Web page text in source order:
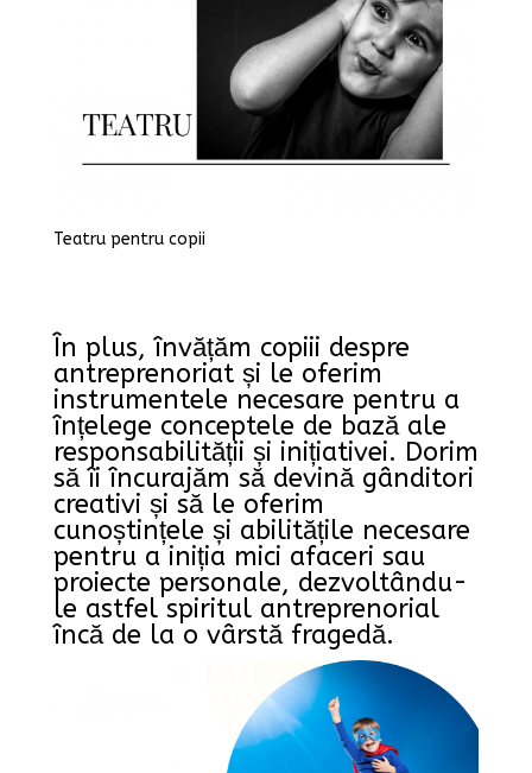
Teatru pentru copii
În plus, învățăm copiii despre
antreprenoriat și le oferim
instrumentele necesare pentru a
înțelege conceptele de bază ale
responsabilității și inițiativei. Dorim
să îi încurajăm să devină gânditori
creativi și să le oferim
cunoștințele și abilitățile necesare
pentru a iniția mici afaceri sau
proiecte personale, dezvoltându-
le astfel spiritul antreprenorial
încă de la o vârstă fragedă.